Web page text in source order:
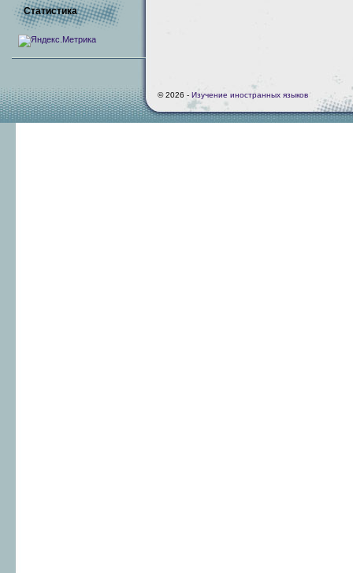
Статистика
© 2026 - Изучение иностранных языков